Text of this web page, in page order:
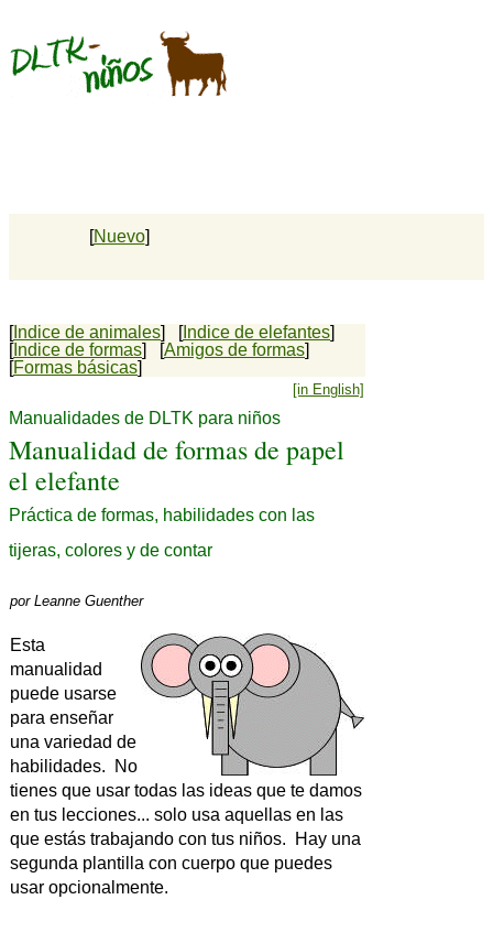
[Nuevo]
[Indice de animales] [Indice de elefantes]
[Indice de formas] [Amigos de formas]
[Formas básicas]
[in English]
Manualidades de DLTK para niños
Manualidad de formas de papel
el elefante
Práctica de formas, habilidades con las
tijeras, colores y de contar
por Leanne Guenther
Esta
manualidad
puede usarse
para enseñar
una variedad de
habilidades. No
tienes que usar todas las ideas que te damos
en tus lecciones... solo usa aquellas en las
que estás trabajando con tus niños. Hay una
segunda plantilla con cuerpo que puedes
usar opcionalmente.